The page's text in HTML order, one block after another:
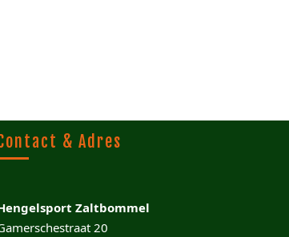
& Adres
Zaltbommel
20